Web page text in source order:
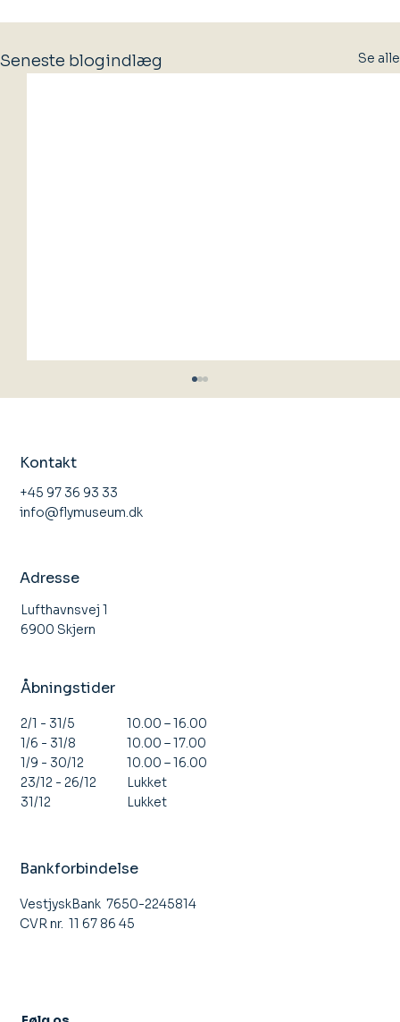
Seneste blogindlæg Se alle
Bankforbindelse
VestjyskBank 7650-2245814
CVR nr. 11 67 86 45
Åbningstider
2/1 - 31/5
1/6 - 31/8
1/9 - 30/12
23/12 - 26/12
31/12
10.00 – 16.00
10.00 – 17.00
10.00 – 16.00
Lukket
Lukket
Adresse
Lufthavnsvej 1
6900 Skjern
Kontakt
+45 97 36 93 33
info@flymuseum.dk